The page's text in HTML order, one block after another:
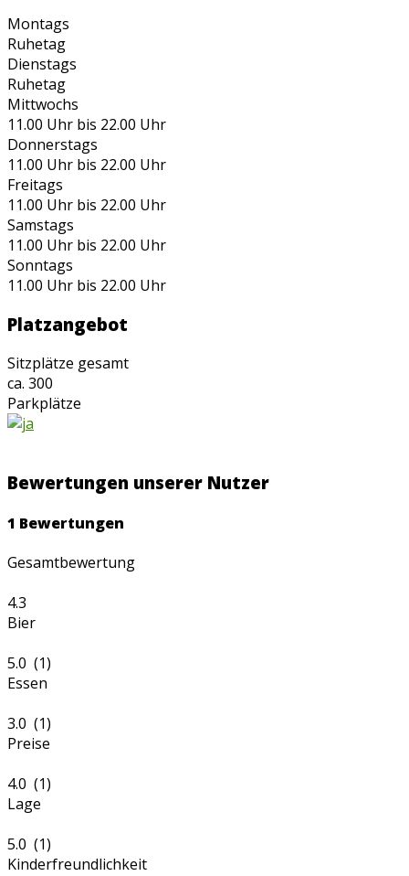
Montags
Ruhetag
Dienstags
Ruhetag
Mittwochs
11.00 Uhr bis 22.00 Uhr
Donnerstags
11.00 Uhr bis 22.00 Uhr
Freitags
11.00 Uhr bis 22.00 Uhr
Samstags
11.00 Uhr bis 22.00 Uhr
Sonntags
11.00 Uhr bis 22.00 Uhr
Platzangebot
Sitzplätze gesamt
ca. 300
Parkplätze
Bewertungen unserer Nutzer
1 Bewertungen
Gesamtbewertung
4.3
Bier
5.0 (1)
Essen
3.0 (1)
Preise
4.0 (1)
Lage
5.0 (1)
Kinderfreundlichkeit